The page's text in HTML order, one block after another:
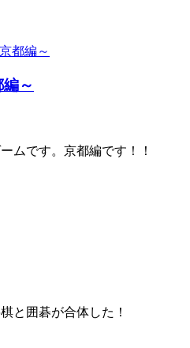
～
ムです。京都編です！！
と囲碁が合体した！